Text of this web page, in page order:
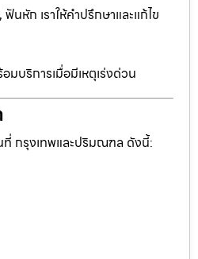
นหัก เราให้คำปรึกษาและแก้ไข
มบริการเมื่อมีเหตุเร่งด่วน
กรุงเทพและปริมณฑล ดังนี้: